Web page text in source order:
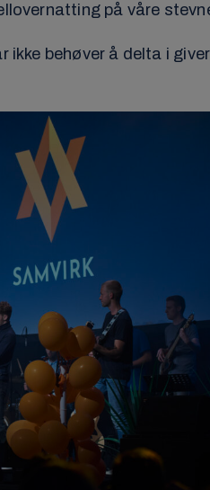
på våre
ikke behøver å delta i